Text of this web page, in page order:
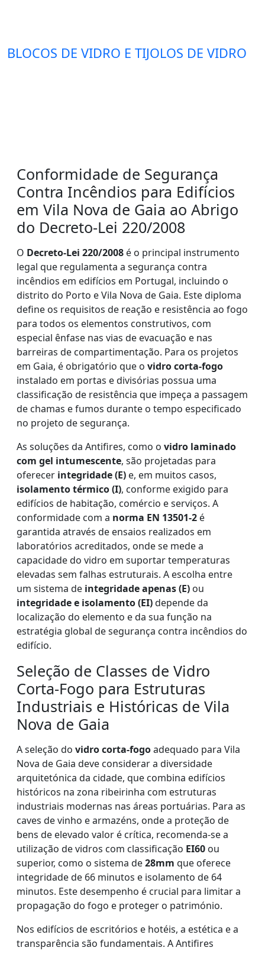
BLOCOS DE VIDRO E TIJOLOS DE VIDRO
Conformidade de Segurança
Contra Incêndios para Edifícios
em Vila Nova de Gaia ao Abrigo
do Decreto-Lei 220/2008
O Decreto-Lei 220/2008 é o principal instrumento
legal que regulamenta a segurança contra
incêndios em edifícios em Portugal, incluindo o
distrito do Porto e Vila Nova de Gaia. Este diploma
define os requisitos de reação e resistência ao fogo
para todos os elementos construtivos, com
especial ênfase nas vias de evacuação e nas
barreiras de compartimentação. Para os projetos
em Gaia, é obrigatório que o vidro corta-fogo
instalado em portas e divisórias possua uma
classificação de resistência que impeça a passagem
de chamas e fumos durante o tempo especificado
no projeto de segurança.
As soluções da Antifires, como o vidro laminado
com gel intumescente, são projetadas para
oferecer integridade (E) e, em muitos casos,
isolamento térmico (I), conforme exigido para
edifícios de habitação, comércio e serviços. A
conformidade com a norma EN 13501-2 é
garantida através de ensaios realizados em
laboratórios acreditados, onde se mede a
capacidade do vidro em suportar temperaturas
elevadas sem falhas estruturais. A escolha entre
um sistema de integridade apenas (E) ou
integridade e isolamento (EI)depende da
localização do elemento e da sua função na
estratégia global de segurança contra incêndios do
edifício.
Seleção de Classes de Vidro
Corta-Fogo para Estruturas
Industriais e Históricas de Vila
Nova de Gaia
A seleção do vidro corta-fogoadequado para Vila
Nova de Gaia deve considerar a diversidade
arquitetónica da cidade, que combina edifícios
históricos na zona ribeirinha com estruturas
industriais modernas nas áreas portuárias. Para as
caves de vinho e armazéns, onde a proteção de
bens de elevado valor é crítica, recomenda-se a
utilização de vidros com classificação EI60 ou
superior, como o sistema de28mm que oferece
integridade de 66 minutos e isolamento de 64
minutos. Este desempenho é crucial para limitar a
propagação do fogo e proteger o património.
Nos edifícios de escritórios e hotéis, a estética e a
transparência são fundamentais. A Antifires